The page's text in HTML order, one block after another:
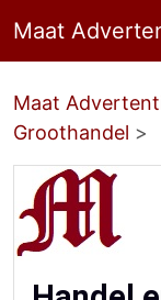
Maat
Maat
Groothandel >